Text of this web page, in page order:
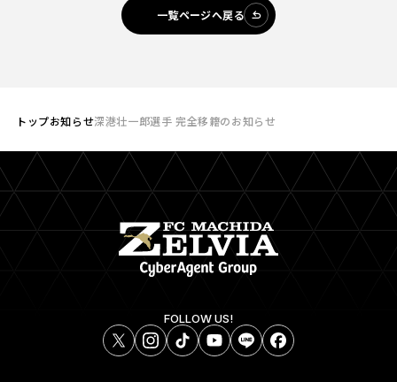
一覧ページへ戻る
トップお知らせ深港壮一郎選手 完全移籍のお知らせ
FOLLOW US!